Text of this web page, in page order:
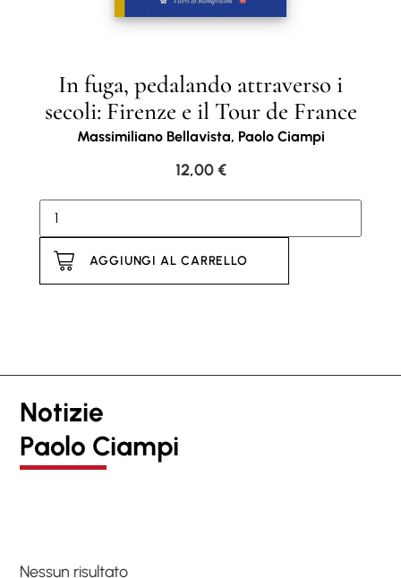
In fuga, pedalando attraverso i
secoli: Firenze e il Tour de France
Massimiliano Bellavista, Paolo Ciampi
12,00€
AGGIUNGI AL CARRELLO
Notizie
Paolo Ciampi
Nessun risultato